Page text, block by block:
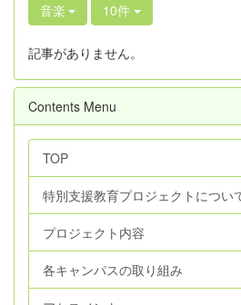
音楽 10件
記事がありません。
Contents Menu
TOP
特別支援教育プロジェクトについ
プロジェクト内容
各キャンパスの取り組み